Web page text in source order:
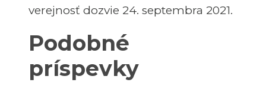
verejnosť dozvie 24. septembra 2021.
Podobné
príspevky